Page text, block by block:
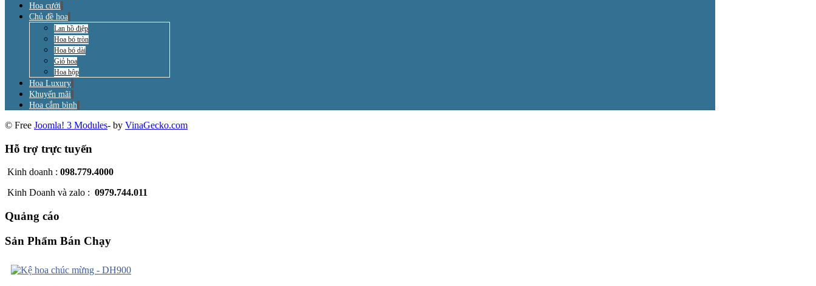
Hoa cưới
Chủ đề hoa
Lan hồ điệp
Hoa bó tròn
Hoa bó dài
Giỏ hoa
Hoa hộp
Hoa Luxury
Khuyến mãi
Hoa cắm bình
© Free Joomla! 3 Modules- by VinaGecko.com
Hỗ trợ trực tuyến
Kinh doanh : 098.779.4000
Kinh Doanh và zalo : 0979.744.011
Quảng cáo
Sản Phẩm Bán Chạy